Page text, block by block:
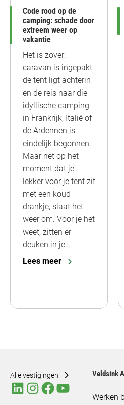
Code rood op de
camping: schade door
extreem weer op
vakantie
Het is zover:
caravan is ingepakt,
de tent ligt achterin
en de reis naar die
idyllische camping
in Frankrijk, Italië of
de Ardennen is
eindelijk begonnen.
Maar net op het
moment dat je
lekker voor je tent zit
met een koud
drankje, slaat het
weer om. Voor je het
weet, zitten er
deuken in je…
Lees meer
Alle vestigingen Veldsink
Werken